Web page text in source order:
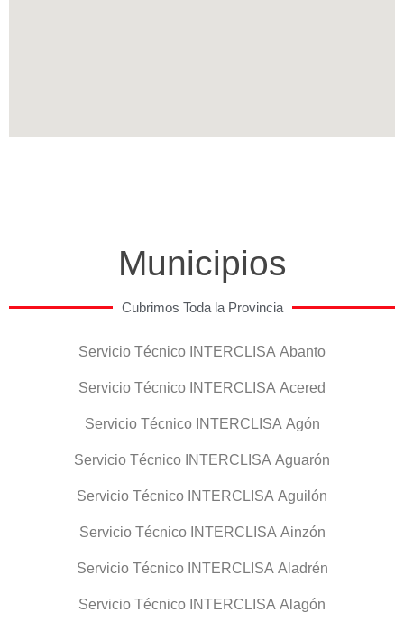
Municipios
Cubrimos Toda la Provincia
Servicio Técnico INTERCLISA Abanto
Servicio Técnico INTERCLISA Acered
Servicio Técnico INTERCLISA Agón
Servicio Técnico INTERCLISA Aguarón
Servicio Técnico INTERCLISA Aguilón
Servicio Técnico INTERCLISA Ainzón
Servicio Técnico INTERCLISA Aladrén
Servicio Técnico INTERCLISA Alagón